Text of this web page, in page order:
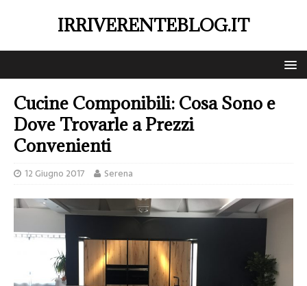
IRRIVERENTEBLOG.IT
Cucine Componibili: Cosa Sono e
Dove Trovarle a Prezzi
Convenienti
12 Giugno 2017 Serena